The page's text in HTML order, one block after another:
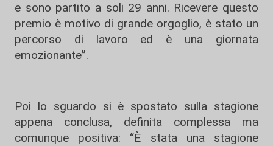
e sono partito a soli 29 anni. Ricevere questo
premio è motivo di grande orgoglio, è stato un
percorso di lavoro ed è una giornata
emozionante”.
Poi lo sguardo si è spostato sulla stagione
appena conclusa, definita complessa ma
comunque positiva: “È stata una stagione